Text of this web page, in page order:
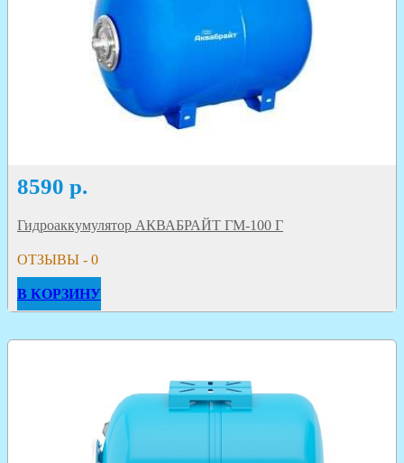
8590 р.
Гидроаккумулятор АКВАБРАЙТ ГМ-100 Г
ОТЗЫВЫ - 0
В КОРЗИНУ